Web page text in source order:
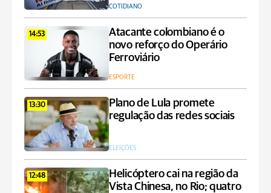
COTIDIANO
14:53
Atacante colombiano é o
novo reforço do Operário
Ferroviário
ESPORTE
13:30
Plano de Lula promete
regulação das redes sociais
ELEIÇÕES
12:48
Helicóptero cai na região da
Vista Chinesa, no Rio; quatro